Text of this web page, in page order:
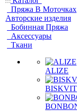
Пряжа В Моточках
Авторские изделия
Бобинная Пряжа
Аксессуары
Ткани
ALIZE
BISKVIT